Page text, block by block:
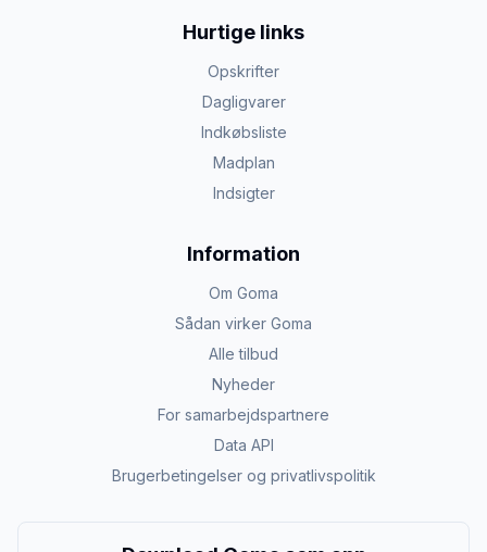
Hurtige links
Opskrifter
Dagligvarer
Indkøbsliste
Madplan
Indsigter
Information
Om Goma
Sådan virker Goma
Alle tilbud
Nyheder
For samarbejdspartnere
Data API
Brugerbetingelser og privatlivspolitik